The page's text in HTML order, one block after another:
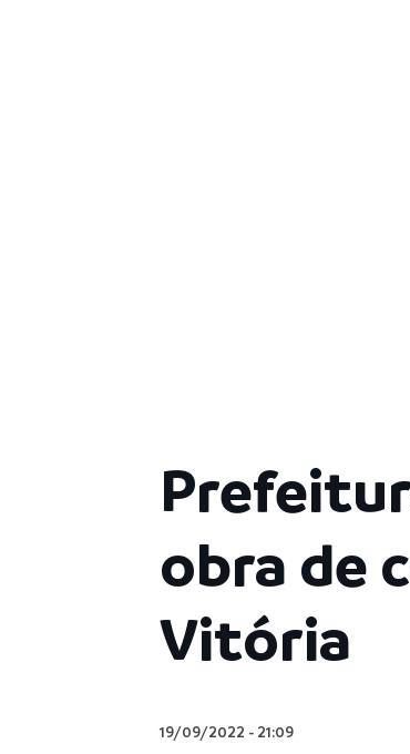
obra de
Vitória
19/09/2022 - 21:09